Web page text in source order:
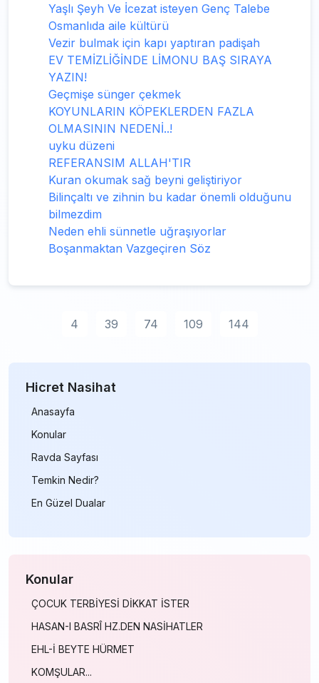
Yaşlı Şeyh Ve İcezat isteyen Genç Talebe
Osmanlıda aile kültürü
Vezir bulmak için kapı yaptıran padişah
EV TEMİZLİĞİNDE LİMONU BAŞ SIRAYA
YAZIN!
Geçmişe sünger çekmek
KOYUNLARIN KÖPEKLERDEN FAZLA
OLMASININ NEDENİ..!
uyku düzeni
REFERANSIM ALLAH'TIR
Kuran okumak sağ beyni geliştiriyor
Bilinçaltı ve zihnin bu kadar önemli olduğunu
bilmezdim
Neden ehli sünnetle uğraşıyorlar
Boşanmaktan Vazgeçiren Söz
4 39 74 109 144
Hicret Nasihat
Anasayfa
Konular
Ravda Sayfası
Temkin Nedir?
En Güzel Dualar
Konular
ÇOCUK TERBİYESİ DİKKAT İSTER
HASAN-I BASRÎ HZ.DEN NASİHATLER
EHL-İ BEYTE HÜRMET
KOMŞULAR...